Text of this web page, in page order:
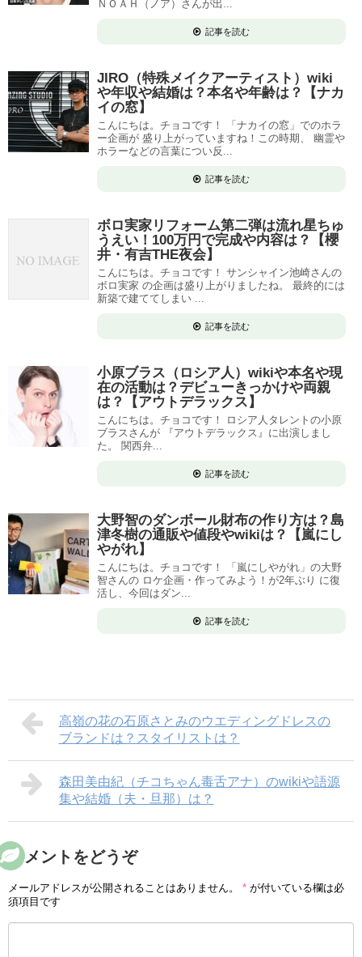
ＮＯＡＨ（ノア）さんが出...
記事を読む
JIRO（特殊メイクアーティスト）wiki
や年収や結婚は？本名や年齢は？【ナカ
イの窓】
こんにちは。チョコです！ 「ナカイの窓」でのホラ
ー企画が 盛り上がっていますね！この時期、 幽霊や
ホラーなどの言葉につい反...
記事を読む
ボロ実家リフォーム第二弾は流れ星ちゅ
うえい！100万円で完成や内容は？【櫻
井・有吉THE夜会】
こんにちは。チョコです！ サンシャイン池崎さんの
ボロ実家 の企画は盛り上がりましたね。 最終的には
新築で建ててしまい ...
記事を読む
小原ブラス（ロシア人）wikiや本名や現
在の活動は？デビューきっかけや両親
は？【アウトデラックス】
こんにちは。チョコです！ ロシア人タレントの小原
ブラスさんが 『アウトデラックス』に出演しまし
た。 関西弁...
記事を読む
大野智のダンボール財布の作り方は？島
津冬樹の通販や値段やwikiは？【嵐にし
やがれ】
こんにちは。チョコです！ 「嵐にしやがれ」の大野
智さんの ロケ企画・作ってみよう！が2年ぶり に復
活し、今回はダン...
記事を読む
高嶺の花の石原さとみのウエディングドレスの
ブランドは？スタイリストは？
森田美由紀（チコちゃん毒舌アナ）のwikiや語源
集や結婚（夫・旦那）は？
コメントをどうぞ
メールアドレスが公開されることはありません。 * が付いている欄は必
須項目です